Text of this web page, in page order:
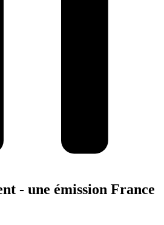
- une émission France